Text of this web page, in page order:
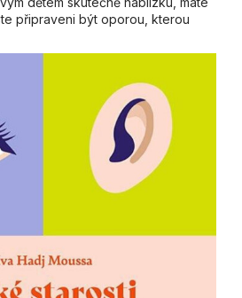
připraveni být oporou, kterou